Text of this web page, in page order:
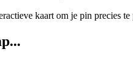
kaart om je pin precies